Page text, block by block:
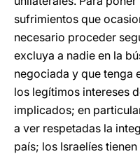
sufrimientos que
necesario proceder
excluya a nadie en la
negociada y que tenga
los legítimos intereses
implicados; en
a ver respetadas la
país; los Israelíes